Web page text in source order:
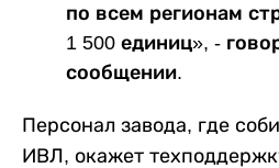
по всем регионам
1 500 единиц», -
сообщении.
Персонал завода, где
ИВЛ, окажет